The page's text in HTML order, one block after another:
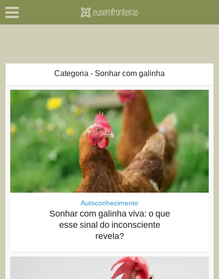
Categoria - Sonhar com galinha
Autoconhecimento
Sonhar com galinha viva: o que
esse sinal do inconsciente
revela?